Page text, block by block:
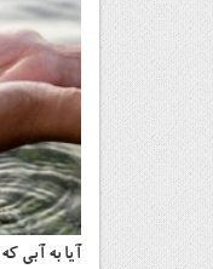
آيا به آبي